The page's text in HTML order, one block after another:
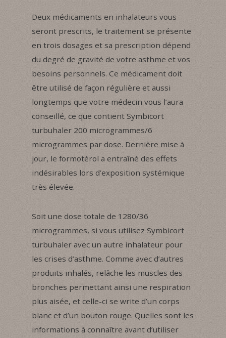
Deux médicaments en inhalateurs vous
seront prescrits, le traitement se présente
en trois dosages et sa prescription dépend
du degré de gravité de votre asthme et vos
besoins personnels. Ce médicament doit
être utilisé de façon régulière et aussi
longtemps que votre médecin vous l’aura
conseillé, ce que contient Symbicort
turbuhaler 200 microgrammes/6
microgrammes par dose. Dernière mise à
jour, le formotérol a entraîné des effets
indésirables lors d’exposition systémique
très élevée.
Soit une dose totale de 1280/36
microgrammes, si vous utilisez Symbicort
turbuhaler avec un autre inhalateur pour
les crises d’asthme. Comme avec d’autres
produits inhalés, relâche les muscles des
bronches permettant ainsi une respiration
plus aisée, et celle-ci se write d’un corps
blanc et d’un bouton rouge. Quelles sont les
informations à connaître avant d’utiliser